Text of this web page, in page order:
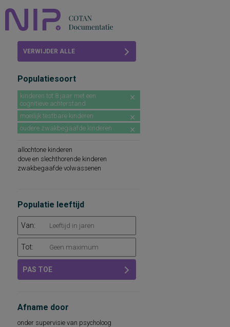
Abonneren
FAQ
VERWIJDER ALLE
Populatiesoort
kinderen tot 8 jaar met een
cognitieve achterstand
moeilijk testbare kinderen
oudere zwakbegaafde kinderen
allochtone kinderen
dove en slechthorende kinderen
zwakbegaafde volwassenen
Populatie leeftijd
Van:
Tot:
PAS TOE
Afname door
onder supervisie van psycholoog